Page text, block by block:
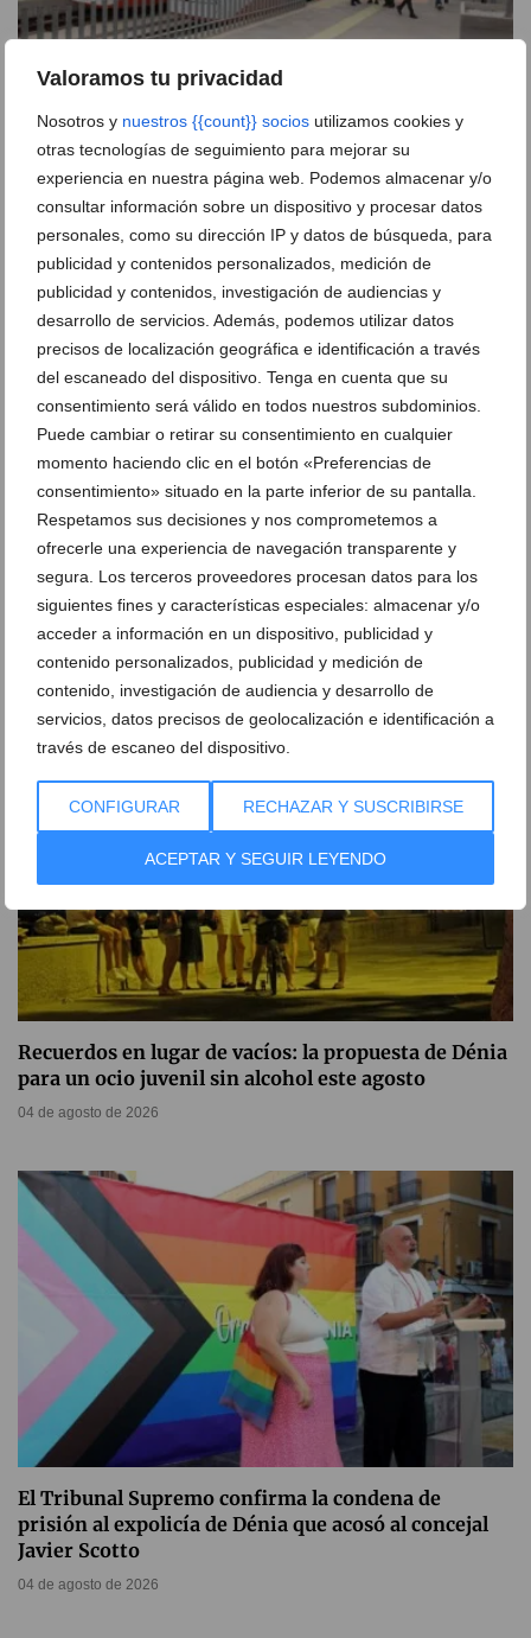
Valoramos tu privacidad
Nosotros y nuestros {{count}} socios utilizamos cookies y
otras tecnologías de seguimiento para mejorar su
experiencia en nuestra página web. Podemos almacenar y/o
consultar información sobre un dispositivo y procesar datos
personales, como su dirección IP y datos de búsqueda, para
publicidad y contenidos personalizados, medición de
publicidad y contenidos, investigación de audiencias y
desarrollo de servicios. Además, podemos utilizar datos
precisos de localización geográfica e identificación a través
del escaneado del dispositivo. Tenga en cuenta que su
consentimiento será válido en todos nuestros subdominios.
Puede cambiar o retirar su consentimiento en cualquier
momento haciendo clic en el botón «Preferencias de
consentimiento» situado en la parte inferior de su pantalla.
Respetamos sus decisiones y nos comprometemos a
ofrecerle una experiencia de navegación transparente y
segura. Los terceros proveedores procesan datos para los
siguientes fines y características especiales: almacenar y/o
acceder a información en un dispositivo, publicidad y
contenido personalizados, publicidad y medición de
contenido, investigación de audiencia y desarrollo de
servicios, datos precisos de geolocalización e identificación a
través de escaneo del dispositivo.
CONFIGURAR RECHAZAR Y SUSCRIBIRSE
ACEPTAR Y SEGUIR LEYENDO
Innovación contra el calor: experimentos con
pintura en la Línea 9 del TRAM para enfriar los
raíles
Dénia renueva su compromiso solidario con una
jornada de donación de sangre
05 de agosto de 2026
Recuerdos en lugar de vacíos: la propuesta de Dénia
para un ocio juvenil sin alcohol este agosto
04 de agosto de 2026
El Tribunal Supremo confirma la condena de
prisión al expolicía de Dénia que acosó al concejal
Javier Scotto
04 de agosto de 2026